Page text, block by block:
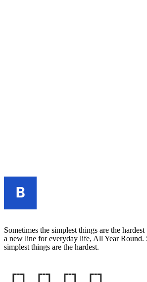
Sometimes the simplest things are the
a new line for everyday life, All Year Round.
simplest things are the hardest.